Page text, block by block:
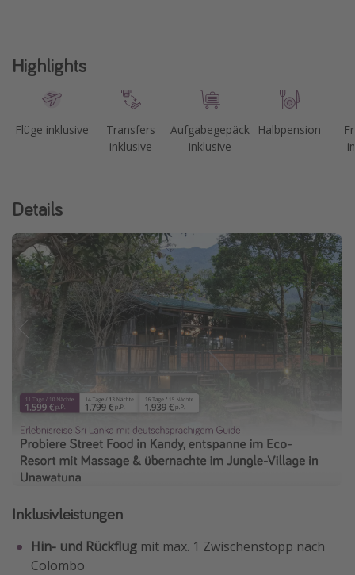
Highlights
Flüge inklusive
Transfers
inklusive
Aufgabegepäck
inklusive
Halbpension
Details
Inklusivleistungen
Hin- und Rückflug mit max. 1 Zwischenstopp nach
Colombo